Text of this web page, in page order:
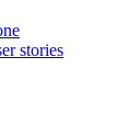
stories